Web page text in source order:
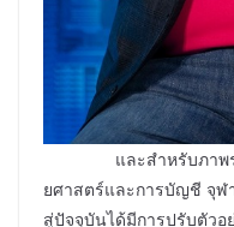
และสำหรับภาพรว
ยศาสตร์และการบัญชี จุฬ
สู่ปัจจุบันได้มีการปรับตัวอ